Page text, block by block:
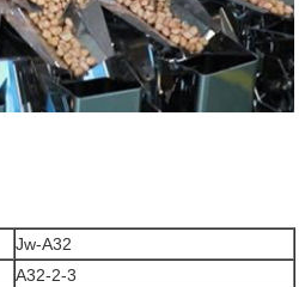
Jw-A32
A32-2-3